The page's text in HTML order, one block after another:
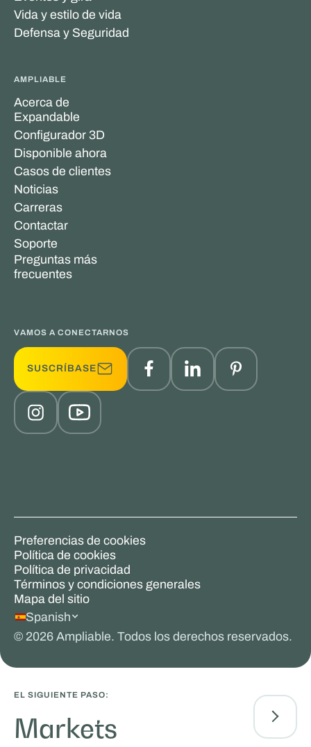
Vida y estilo de vida
Defensa y Seguridad
AMPLIABLE
Acerca de
Expandable
Configurador 3D
Disponible ahora
Casos de clientes
Noticias
Carreras
Contactar
Soporte
Preguntas más
frecuentes
VAMOS A CONECTARNOS
SUSCRÍBASE
Preferencias de cookies
Política de cookies
Política de privacidad
Términos y condiciones generales
Mapa del sitio
Spanish
© 2026 Ampliable. Todos los derechos reservados.
EL SIGUIENTE PASO:
Markets